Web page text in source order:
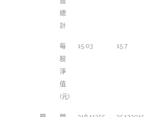
總
計
每
股
淨
值
(元)
15.03 15.7